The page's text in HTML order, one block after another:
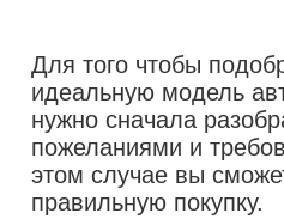
Для того чтобы
идеальную модель
нужно сначала
пожеланиями и
этом случае вы
правильную покупку.